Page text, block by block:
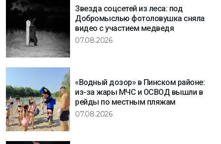
Звезда соцсетей из леса: под
Добромыслью фотоловушка сняла
видео с участием медведя
07.08.2026
«Водный дозор» в Пинском районе:
из-за жары МЧС и ОСВОД вышли в
рейды по местным пляжам
07.08.2026